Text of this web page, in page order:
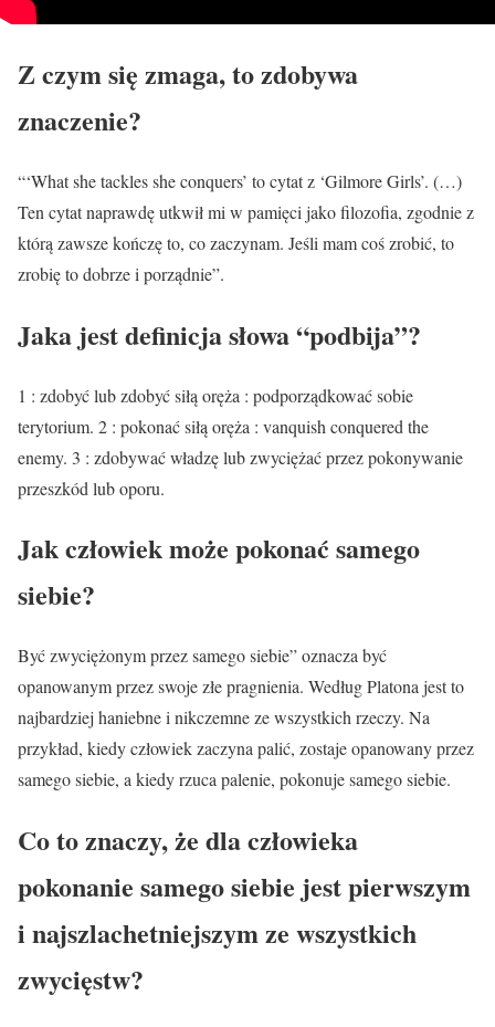
Z czym się zmaga, to zdobywa
znaczenie?
“‘What she tackles she conquers’ to cytat z ‘Gilmore Girls’. (…)
Ten cytat naprawdę utkwił mi w pamięci jako filozofia, zgodnie z
którą zawsze kończę to, co zaczynam. Jeśli mam coś zrobić, to
zrobię to dobrze i porządnie”.
Jaka jest definicja słowa “podbija”?
1 : zdobyć lub zdobyć siłą oręża : podporządkować sobie
terytorium. 2 : pokonać siłą oręża : vanquish conquered the
enemy. 3 : zdobywać władzę lub zwyciężać przez pokonywanie
przeszkód lub oporu.
Jak człowiek może pokonać samego
siebie?
Być zwyciężonym przez samego siebie” oznacza być
opanowanym przez swoje złe pragnienia. Według Platona jest to
najbardziej haniebne i nikczemne ze wszystkich rzeczy. Na
przykład, kiedy człowiek zaczyna palić, zostaje opanowany przez
samego siebie, a kiedy rzuca palenie, pokonuje samego siebie.
Co to znaczy, że dla człowieka
pokonanie samego siebie jest pierwszym
i najszlachetniejszym ze wszystkich
zwycięstw?